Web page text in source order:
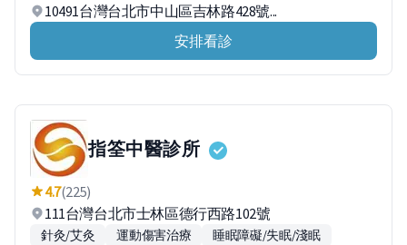
10491台灣台北市中山區吉林路428號...
安排看診
指筌中醫診所
4.7(225)
111台灣台北市士林區德行西路102號
針灸/艾灸 運動傷害治療
睡眠障礙/失眠/淺眠